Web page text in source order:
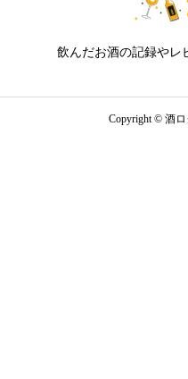
飲んだお酒の記録やレ
Copyright © 酒ロ